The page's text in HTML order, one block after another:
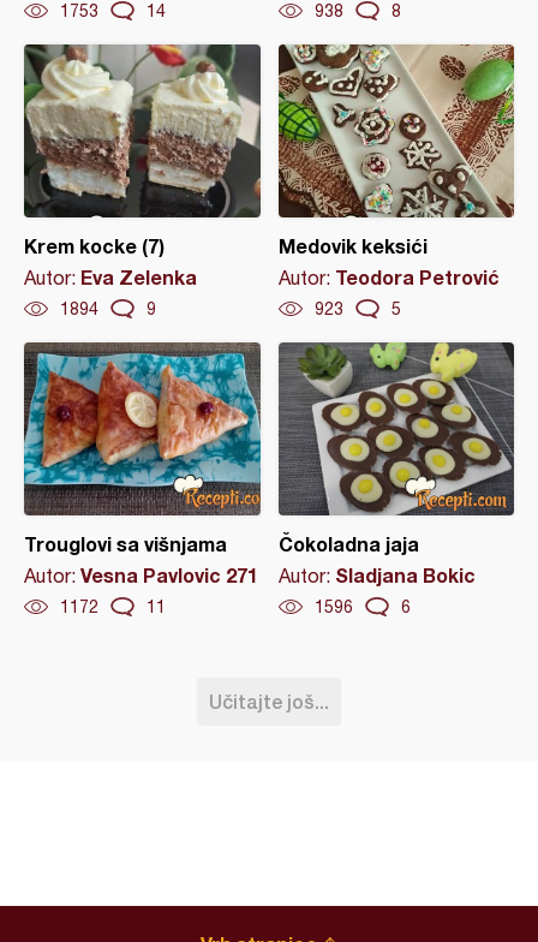
1753 14 938 8
Krem kocke (7)
Autor: Eva Zelenka
1894 9
Medovik keksići
Autor: Teodora Petrović
923 5
Trouglovi sa višnjama
Autor: Vesna Pavlovic 271
1172 11
Čokoladna jaja
Autor: Sladjana Bokic
1596 6
Učitajte još...